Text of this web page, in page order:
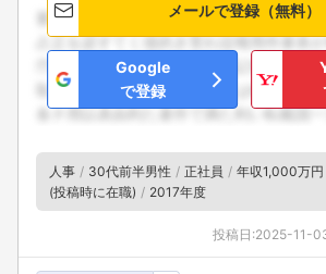
メールで登録（無料）
Google
で登録
人事 30代前半男性 正社員 年収1,000万円
(投稿時に在職)
2017年度
投稿日:2025-11-